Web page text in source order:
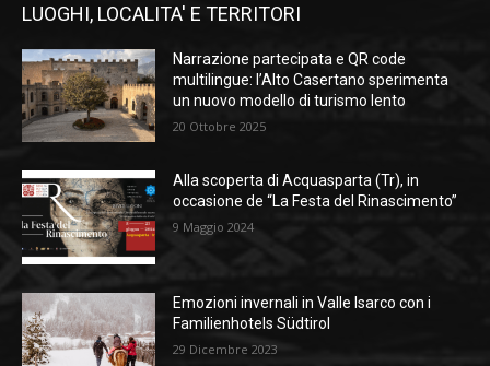
LUOGHI, LOCALITA' E TERRITORI
Narrazione partecipata e QR code
multilingue: l’Alto Casertano sperimenta
un nuovo modello di turismo lento
20 Ottobre 2025
Alla scoperta di Acquasparta (Tr), in
occasione de “La Festa del Rinascimento”
9 Maggio 2024
Emozioni invernali in Valle Isarco con i
Familienhotels Südtirol
29 Dicembre 2023